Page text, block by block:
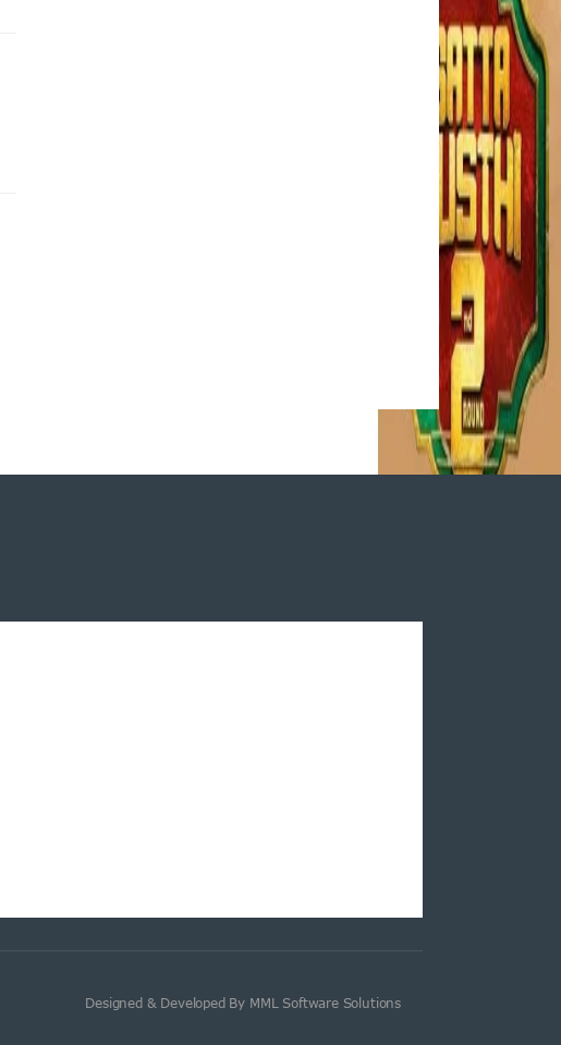
Designed & Developed By MML Software Solutions